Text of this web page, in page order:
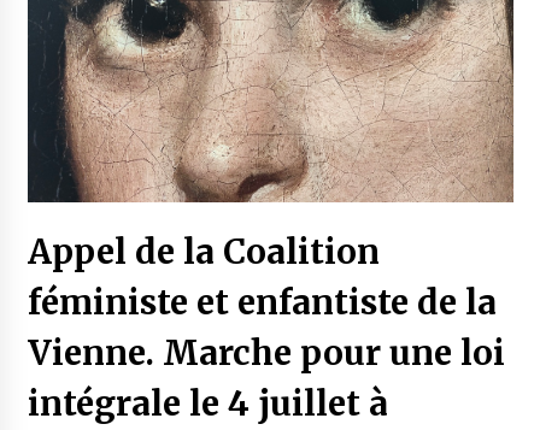
Appel de la Coalition
féministe et enfantiste de la
Vienne. Marche pour une loi
intégrale le 4 juillet à